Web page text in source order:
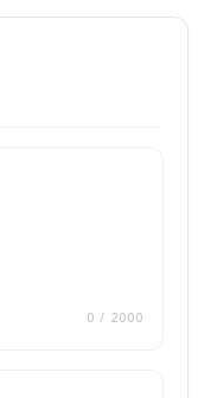
0 / 2000